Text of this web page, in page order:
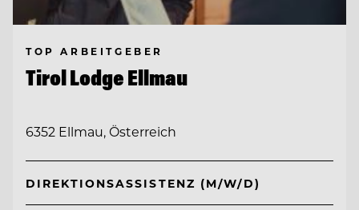
TOP ARBEITGEBER
Tirol Lodge Ellmau
6352 Ellmau, Österreich
DIREKTIONSASSISTENZ (M/W/D)